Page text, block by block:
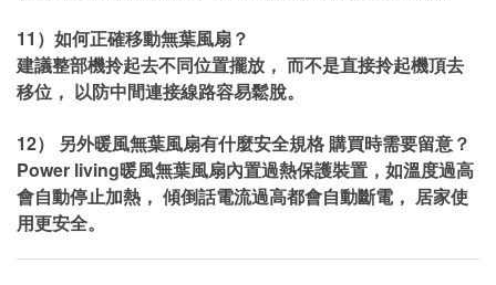
11）如何正確移動無葉風扇？
建議整部機拎起去不同位置擺放， 而不是直接拎起機頂去
移位， 以防中間連接線路容易鬆脫。
12） 另外暖風無葉風扇有什麼安全規格 購買時需要留意？
Power living暖風無葉風扇內置過熱保護裝置，如溫度過高
會自動停止加熱， 傾倒話電流過高都會自動斷電， 居家使
用更安全。